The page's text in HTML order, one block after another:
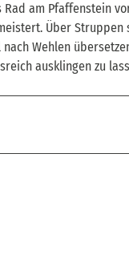
am Pfaffenstein
Über
Wehlen
ausklingen zu